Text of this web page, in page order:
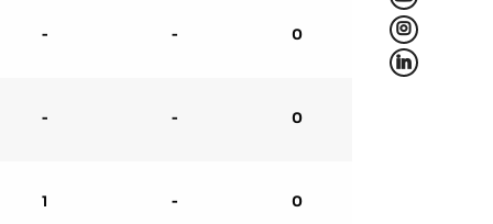
L
f
- - 0
- - 0
1 - 0